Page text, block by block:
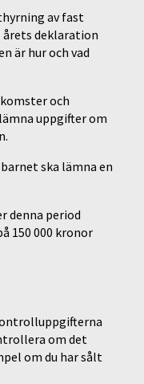
av fast
deklaration
är hur och vad
och
uppgifter om
ska lämna en
denna period
150 000 kronor
om det
om du har sålt